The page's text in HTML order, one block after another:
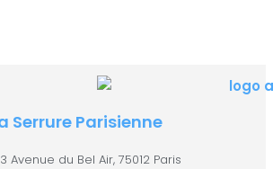
Serrure Parisienne
Avenue du Bel Air, 75012 Paris